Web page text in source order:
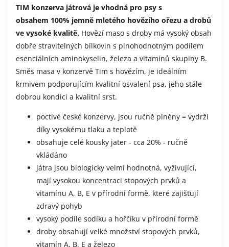
TIM konzerva játrová je vhodná pro psy s
obsahem 100% jemně mletého hovězího ořezu a drobů
ve vysoké kvalitě. Hovězí maso s droby má vysoký obsah
dobře stravitelných bílkovin s plnohodnotným podílem
esenciálních aminokyselin, železa a vitamínů skupiny B.
Směs masa v konzervě Tim s hovězím, je ideálním
krmivem podporujícím kvalitní osvalení psa, jeho stále
dobrou kondici a kvalitní srst.
poctivé české konzervy, jsou ručně plněny = vydrží
díky vysokému tlaku a teplotě
obsahuje celé kousky jater - cca 20% - ručně
vkládáno
játra jsou biologicky velmi hodnotná, vyživující,
mají vysokou koncentraci stopových prvků a
vitamínu A, B, E v přírodní formě, které zajišťují
zdravý pohyb
vysoký podíle sodíku a hořčíku v přírodní formě
droby obsahují velké množství stopových prvků,
vitamín A, B, E a železo